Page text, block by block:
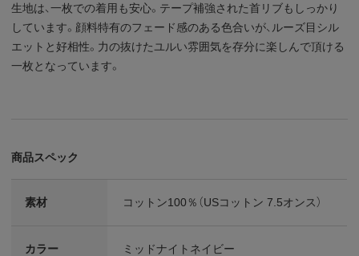
生地は、一枚での着用も安心。テープ補強された首リブもしっかり
しています。顔料特有のフェード感のある色合いが、ルーズ目シル
エットと好相性。力の抜けたユルい雰囲気を存分に楽しんで頂ける
一枚となっています。
商品スペック
素材 コットン100％（USコットン 7.5オンス）
カラー
ミッドナイトネイビー